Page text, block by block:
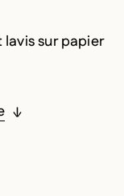
sur papier
pour ajouter